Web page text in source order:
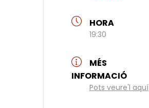
HORA
19:30
MÉS
INFORMACIÓ
Pots veure'l aquí